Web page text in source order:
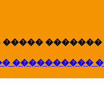
�������
����������